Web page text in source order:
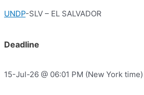
UNDP-SLV – EL SALVADOR
Deadline
15-Jul-26 @ 06:01 PM (New York time)